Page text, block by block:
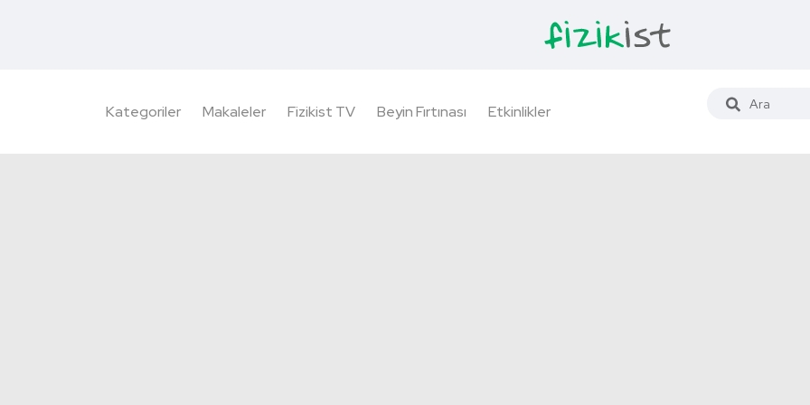
Kategoriler Makaleler Fizikist TV Beyin Fırtınası Etkinlikler